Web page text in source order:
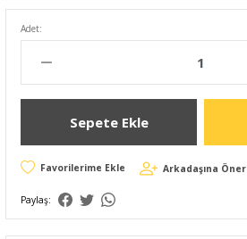
Adet:
Sepete Ekle
Arkadaşına Öner
Paylaş: